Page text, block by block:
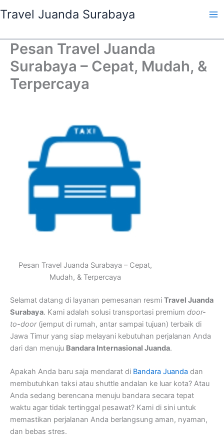
ke
Travel Juanda Surabaya
Pesan Travel Juanda
Surabaya – Cepat, Mudah, &
Terpercaya
Pesan Travel Juanda Surabaya – Cepat,
Mudah, & Terpercaya
Selamat datang di layanan pemesanan resmi Travel Juanda
Surabaya. Kami adalah solusi transportasi premium door-
to-door(jemput di rumah, antar sampai tujuan) terbaik di
Jawa Timur yang siap melayani kebutuhan perjalanan Anda
dari dan menuju Bandara Internasional Juanda.
Apakah Anda baru saja mendarat di Bandara Juanda dan
membutuhkan taksi atau shuttle andalan ke luar kota? Atau
Anda sedang berencana menuju bandara secara tepat
waktu agar tidak tertinggal pesawat? Kami di sini untuk
memastikan perjalanan Anda berlangsung aman, nyaman,
dan bebas stres.